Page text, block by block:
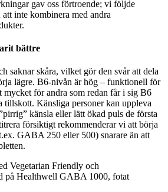
gav oss förtroende; vi följde
inte kombinera med andra
bättre
saknar skåra, vilket gör den svår att dela
lägre. B6-nivån är hög – funktionell för
mycket för andra som redan får i sig B6
tillskott. Känsliga personer kan uppleva
känsla eller lätt ökad puls de första
försiktigt rekommenderar vi att börja
GABA 250 eller 500) snarare än att